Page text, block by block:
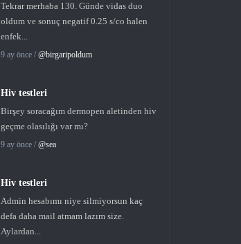
Tekrar merhaba 130. Günde vidas duo
oldum ve sonuç negatif 0.25 s/co halen
enfek...
9 ay önce / @birgaripoldum
Hiv testleri
Birşey soracağım dermopen aletinden hiv
geçme olasılığı var mı?
9 ay önce / @sea
Hiv testleri
Admin hesabımı niye silmiyorsun kaç
defa daha mail atmam lazım size.
Aylardan...